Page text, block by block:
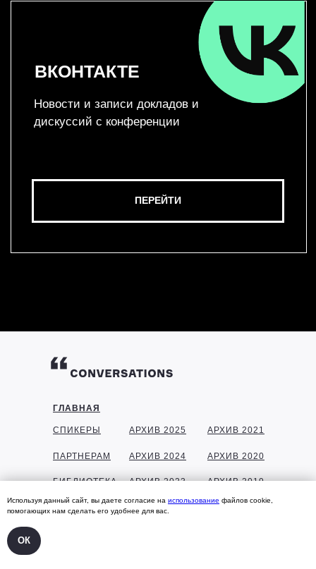
Используя данный сайт, вы даете согласие на использование файлов cookie,
помогающих нам сделать его удобнее для вас.
ОК
ГЛАВНАЯ
СПИКЕРЫ
ПАРТНЕРАМ
БИБЛИОТЕКА
ГАЛЕРЕЯ
АРХИВ 2025
АРХИВ 2024
АРХИВ 2023
АРХИВ 2022
АРХИВ 2021
АРХИВ 2020
АРХИВ 2019
АРХИВ 2018